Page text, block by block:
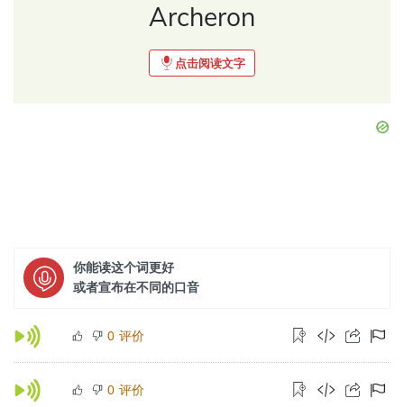
Archeron
点击阅读文字
你能读这个词更好
或者宣布在不同的口音
0 评价
0 评价